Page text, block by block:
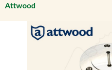
Attwood
Bildergalerie überspringen